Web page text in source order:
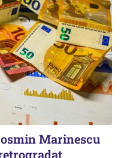
Marinescu